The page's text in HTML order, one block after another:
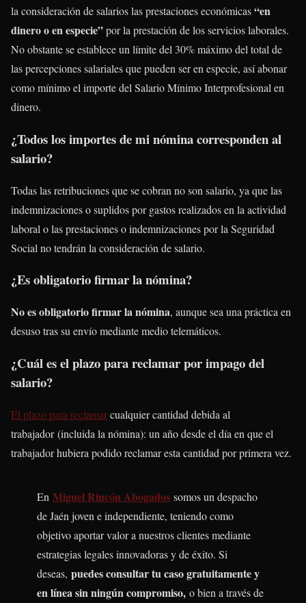
la consideración de salarios las prestaciones económicas“en
dinero o en especie”por la prestación de los servicios laborales.
No obstante se establece un límite del 30% máximo del total de
las percepciones salariales que pueden ser en especie, así abonar
como mínimo el importe del Salario Mínimo Interprofesional en
dinero.
¿Todos los importes de mi nómina corresponden al
salario?
Todas las retribuciones que se cobran no son salario, ya que las
indemnizaciones o suplidos por gastos realizados en la actividad
laboral o las prestaciones o indemnizaciones por la Seguridad
Social no tendrán la consideración de salario.
¿Es obligatorio firmar la nómina?
No es obligatorio firmar la nómina, aunque sea una práctica en
desuso tras su envío mediante medio telemáticos.
¿Cuál es el plazo para reclamar por impago del
salario?
El plazo para reclamarcualquier cantidad debida al
trabajador (incluida la nómina): un año desde el día en que el
trabajador hubiera podido reclamar esta cantidad por primera vez.
En Miguel Rincón Abogados somos un despacho
de Jaén joven e independiente, teniendo como
objetivo aportar valor a nuestros clientes mediante
estrategias legales innovadoras y de éxito. Si
deseas, puedes consultar tu caso gratuitamente y
en línea sin ningún compromiso, o bien a través de